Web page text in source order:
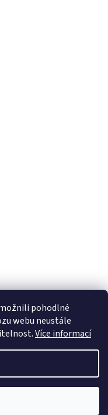
pohodlné
webu neustále
Více informací
Horolux a Horomia
práva vyhrazena.